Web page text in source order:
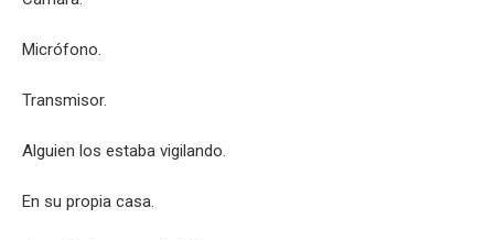
Micrófono.
Transmisor.
Alguien los estaba vigilando.
En su propia casa.